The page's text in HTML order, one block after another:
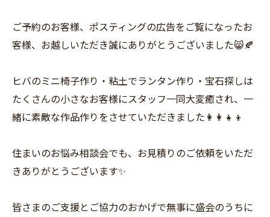
ご予約のお客様、ポスティングの広告をご覧になったお
客様、お越しいただき誠にありがとうございました😸🍂
ヒバのミニ椅子作り・粘土でランタン作り・宝石探しは
たくさんの小さなお客様にスタッフ一同大変癒され、一
緒に素敵な作品作りをさせていただきました👩‍👩‍👧‍👦
住まいのお悩み相談会でも、お見積りのご依頼をいただ
きありがとうございます✨
皆さまのご支援とご協力のおかげで無事に盛会のうちに